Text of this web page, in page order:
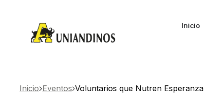
Inicio
Inicio Eventos Voluntarios que Nutren Esperanza